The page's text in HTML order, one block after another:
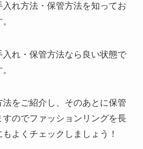
れ方法・保管方法を知ってお
れ・保管方法なら良い状態で
法をご紹介し、そのあとに保管
のでファッションリングを長
よくチェックしましょう！